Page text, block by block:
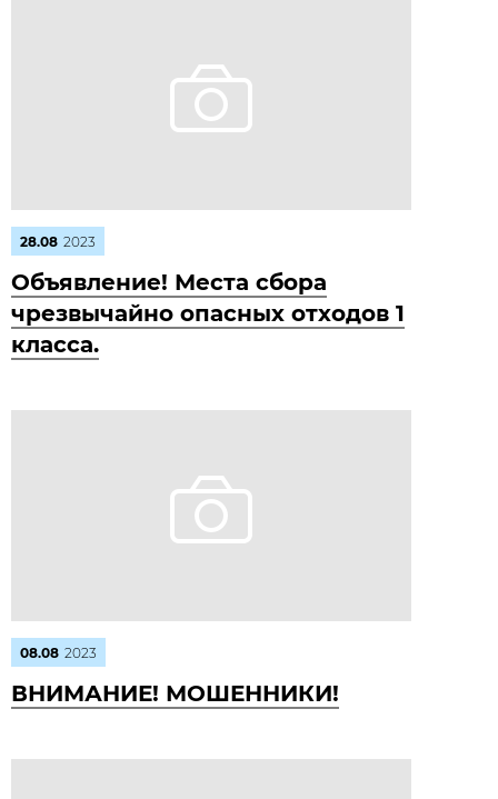
28.08 2023
Объявление! Места сбора
чрезвычайно опасных отходов 1
класса.
08.08 2023
ВНИМАНИЕ! МОШЕННИКИ!